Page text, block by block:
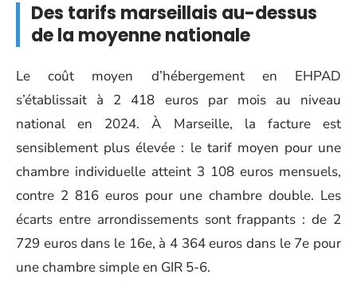
Des tarifs marseillais au-dessus
de la moyenne nationale
Le coût moyen d’hébergement en EHPAD
s’établissait à 2 418 euros par mois au niveau
national en 2024. À Marseille, la facture est
sensiblement plus élevée : le tarif moyen pour une
chambre individuelle atteint 3 108 euros mensuels,
contre 2 816 euros pour une chambre double. Les
écarts entre arrondissements sont frappants : de 2
729 euros dans le 16e, à 4 364 euros dans le 7e pour
une chambre simple en GIR 5-6.